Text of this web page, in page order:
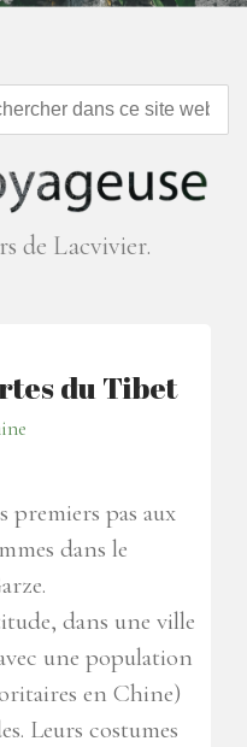
de Lacvivier.
du Tibet
premiers pas aux
dans le
dans une ville
une population
en Chine)
Leurs costumes